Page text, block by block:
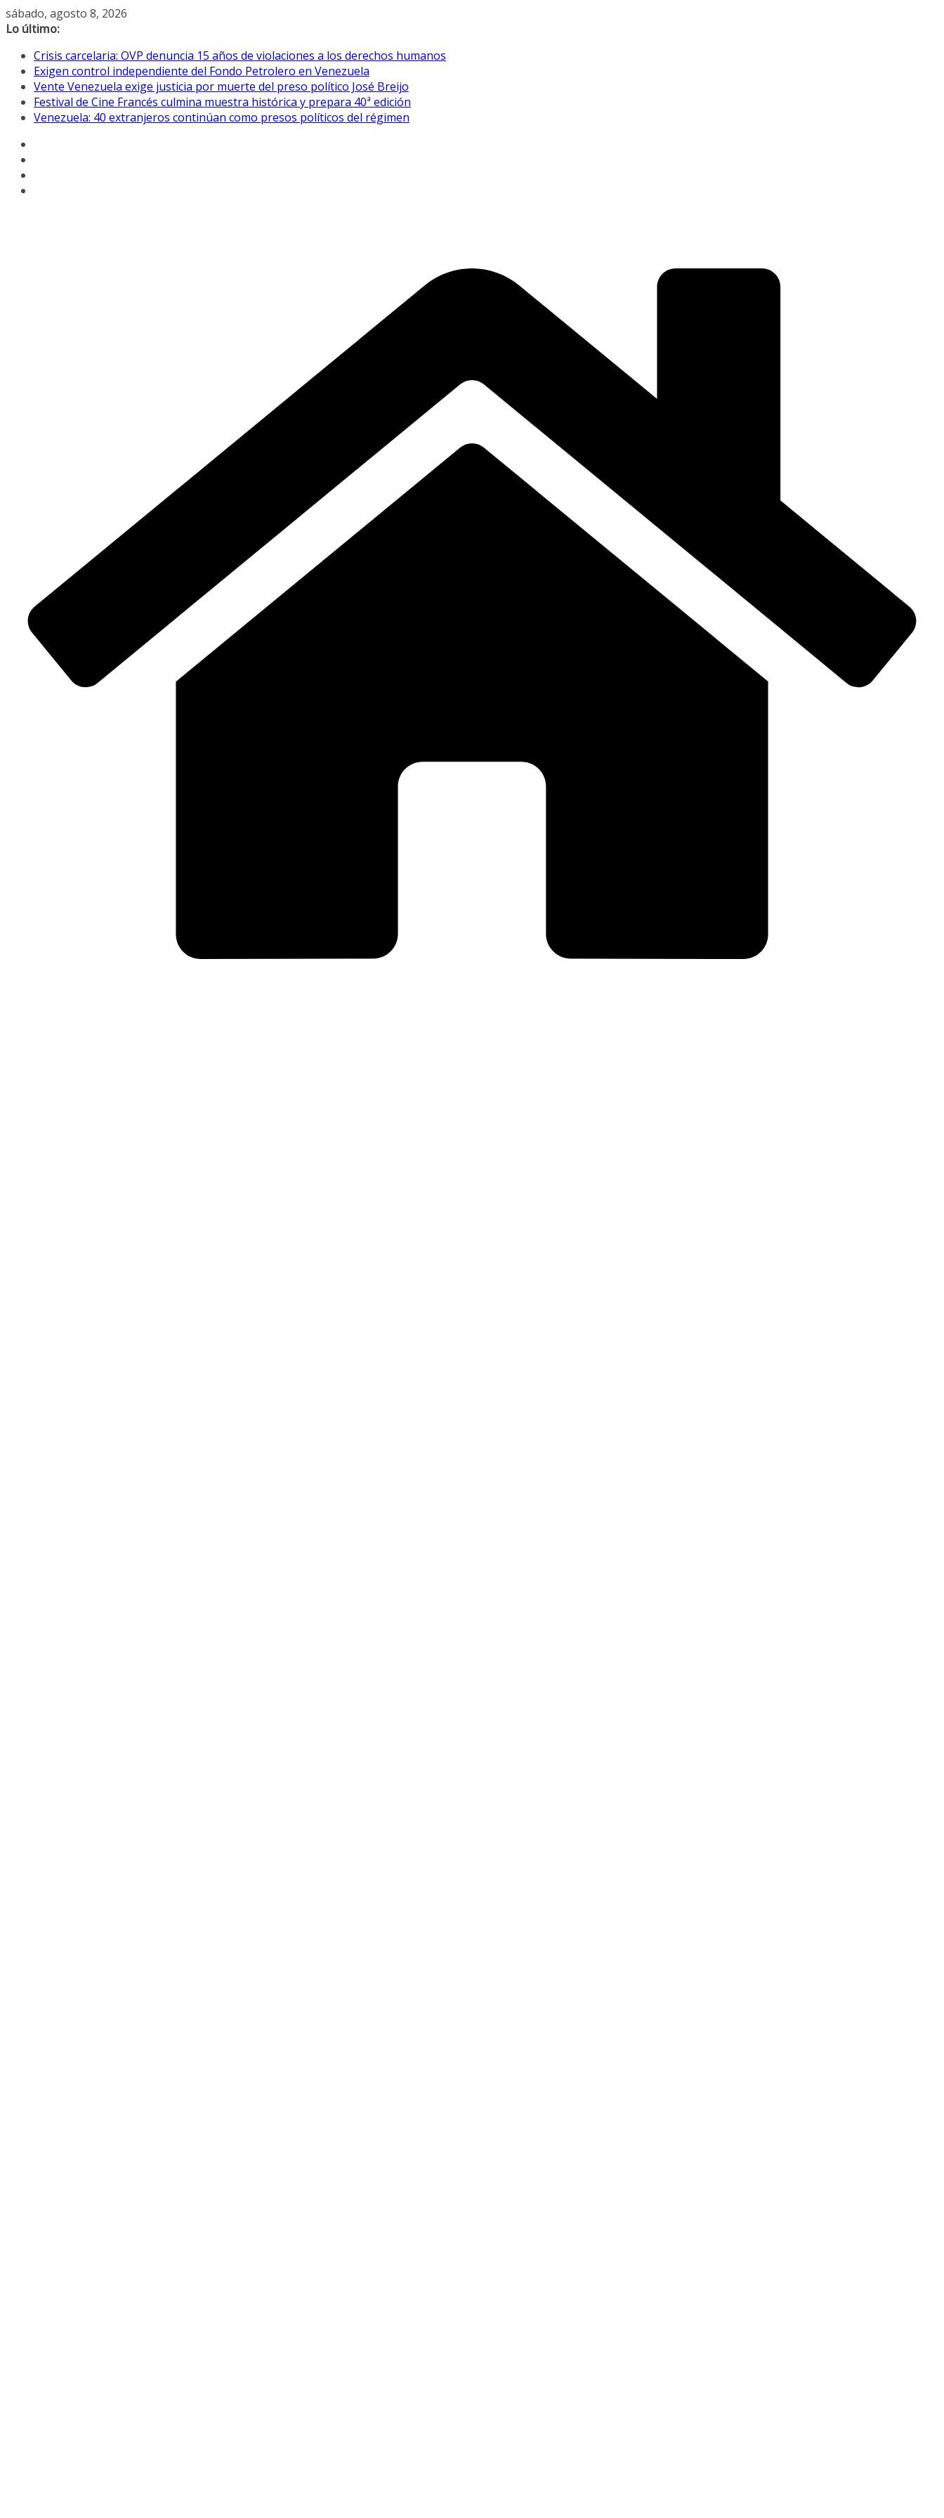
Saltar
al
sábado, agosto 8, 2026
Lo último:
Crisis carcelaria: OVP denuncia 15 años de violaciones a los derechos humanos
Exigen control independiente del Fondo Petrolero en Venezuela
Vente Venezuela exige justicia por muerte del preso político José Breijo
Festival de Cine Francés culmina muestra histórica y prepara 40ª edición
Venezuela: 40 extranjeros continúan como presos políticos del régimen